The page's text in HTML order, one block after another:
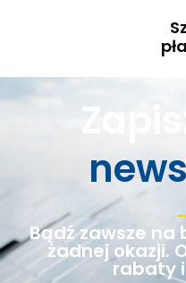
Bądź zawsze na
żadnej okazji.
rabaty